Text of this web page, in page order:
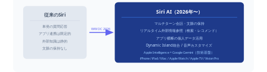
従来のSiri
単発の質問応答
アプリ連携は限定的
外部知識は静的
文脈の保持なし
WWDC 2026
Siri AI（2026年〜）
マルチターン会話・文脈の保持
リアルタイム外部情報参照（検索・レコメンド）
アプリ横断の個人データ活用
Dynamic Island統合 / 音声カスタマイズ
Apple Intelligence + Google Gemini（技術基盤）
iPhone / iPad / Mac / Apple Watch / Apple TV / Vision Pro